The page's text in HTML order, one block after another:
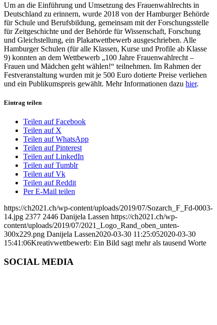
Um an die Einführung und Umsetzung des Frauenwahlrechts in
Deutschland zu erinnern, wurde 2018 von der Hamburger Behörde
für Schule und Berufsbildung, gemeinsam mit der Forschungsstelle
für Zeitgeschichte und der Behörde für Wissenschaft, Forschung
und Gleichstellung, ein Plakatwettbewerb ausgeschrieben. Alle
Hamburger Schulen (für alle Klassen, Kurse und Profile ab Klasse
9) konnten an dem Wettbewerb „100 Jahre Frauenwahlrecht –
Frauen und Mädchen geht wählen!“ teilnehmen. Im Rahmen der
Festveranstaltung wurden mit je 500 Euro dotierte Preise verliehen
und ein Publikumspreis gewählt. Mehr Informationen dazu hier.
Eintrag teilen
Teilen auf Facebook
Teilen auf X
Teilen auf WhatsApp
Teilen auf Pinterest
Teilen auf LinkedIn
Teilen auf Tumblr
Teilen auf Vk
Teilen auf Reddit
Per E-Mail teilen
https://ch2021.ch/wp-content/uploads/2019/07/Sozarch_F_Fd-0003-
14.jpg 2377 2446 Danijela Lassen https://ch2021.ch/wp-
content/uploads/2019/07/2021_Logo_Rand_oben_unten-
300x229.png Danijela Lassen2020-03-30 11:25:052020-03-30
15:41:06Kreativwettbewerb: Ein Bild sagt mehr als tausend Worte
SOCIAL MEDIA